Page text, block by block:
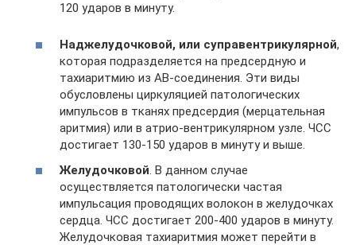
120 ударов в минуту.
Наджелудочковой, или суправентрикулярной,
которая подразделяется на предсердную и
тахиаритмию из АВ-соединения. Эти виды
обусловлены циркуляцией патологических
импульсов в тканях предсердия (мерцательная
аритмия) или в атрио-вентрикулярном узле. ЧСС
достигает 130-150 ударов в минуту и выше.
Желудочковой. В данном случае
осуществляется патологически частая
импульсация проводящих волокон в желудочках
сердца. ЧСС достигает 200-400 ударов в минуту.
Желудочковая тахиаритмия может перейти в